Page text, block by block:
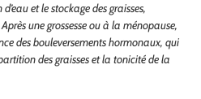
et le stockage des graisses,
une grossesse ou à la ménopause,
des bouleversements hormonaux, qui
des graisses et la tonicité de la